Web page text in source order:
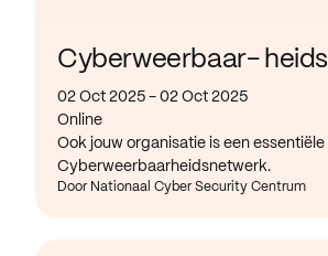
Cyberweerbaar-
02 Oct 2025 - 02 Oct 2025
Online
Ook jouw organisatie is een
Cyberweerbaarheidsnetwerk.
Door Nationaal Cyber Security Centrum